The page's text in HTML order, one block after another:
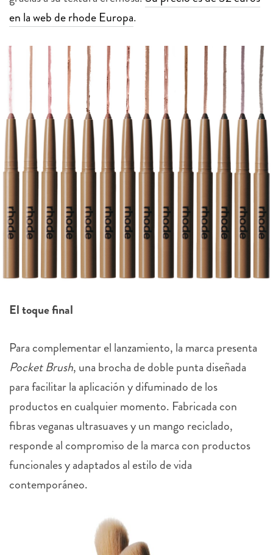
en la web de rhode Europa.
El toque final
Para complementar el lanzamiento, la marca presenta
Pocket Brush, una brocha de doble punta diseñada
para facilitar la aplicación y difuminado de los
productos en cualquier momento. Fabricada con
fibras veganas ultrasuaves y un mango reciclado,
responde al compromiso de la marca con productos
funcionales y adaptados al estilo de vida
contemporáneo.